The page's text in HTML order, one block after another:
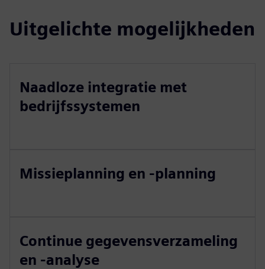
Uitgelichte mogelijkheden
Naadloze integratie met
bedrijfssystemen
Missieplanning en -planning
Continue gegevensverzameling
en -analyse